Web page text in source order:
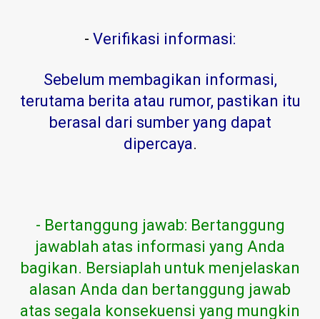
- Verifikasi informasi:
Sebelum membagikan informasi,
terutama berita atau rumor, pastikan itu
berasal dari sumber yang dapat
dipercaya.
- Bertanggung jawab: Bertanggung
jawablah atas informasi yang Anda
bagikan. Bersiaplah untuk menjelaskan
alasan Anda dan bertanggung jawab
atas segala konsekuensi yang mungkin